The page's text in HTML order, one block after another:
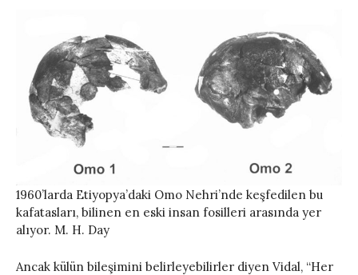
1960’larda Etiyopya’daki Omo Nehri’nde keşfedilen bu
kafatasları, bilinen en eski insan fosilleri arasında yer
alıyor. M. H. Day
Ancak külün bileşimini belirleyebilirler diyen Vidal, “Her